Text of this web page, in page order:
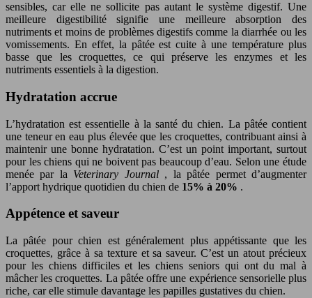
sensibles, car elle ne sollicite pas autant le système digestif. Une
meilleure digestibilité signifie une meilleure absorption des
nutriments et moins de problèmes digestifs comme la diarrhée ou les
vomissements. En effet, la pâtée est cuite à une température plus
basse que les croquettes, ce qui préserve les enzymes et les
nutriments essentiels à la digestion.
Hydratation accrue
L’hydratation est essentielle à la santé du chien. La pâtée contient
une teneur en eau plus élevée que les croquettes, contribuant ainsi à
maintenir une bonne hydratation. C’est un point important, surtout
pour les chiens qui ne boivent pas beaucoup d’eau. Selon une étude
menée par la Veterinary Journal , la pâtée permet d’augmenter
l’apport hydrique quotidien du chien de 15% à 20% .
Appétence et saveur
La pâtée pour chien est généralement plus appétissante que les
croquettes, grâce à sa texture et sa saveur. C’est un atout précieux
pour les chiens difficiles et les chiens seniors qui ont du mal à
mâcher les croquettes. La pâtée offre une expérience sensorielle plus
riche, car elle stimule davantage les papilles gustatives du chien.